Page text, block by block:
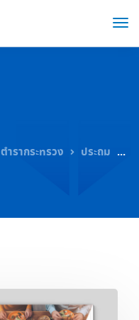
ตำรากระทรวง ประถม